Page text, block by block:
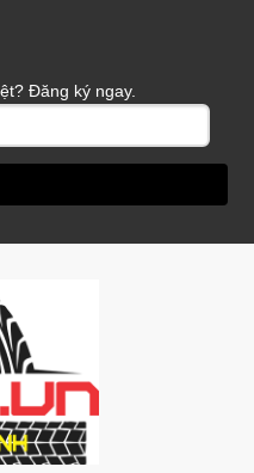
Đăng ký ngay.